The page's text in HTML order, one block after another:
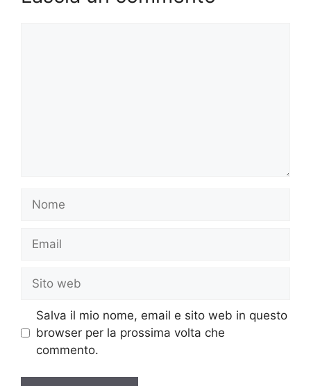
Nome
Email
Sito
web
Salva il mio nome, email e sito web in questo
browser per la prossima volta che
commento.